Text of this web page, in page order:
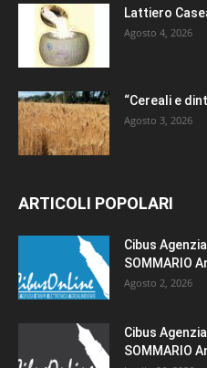
Lattiero
Agosto 4, 2026
“Cereali e
Agosto 3, 2026
ARTICOLI POPOLARI
Cibus
SOMMARIO
Agosto 2, 2026
Cibus
SOMMARIO